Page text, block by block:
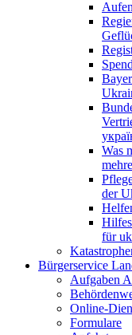
Was
der
für
Bürgerservice
Aufgaben
Online-
Formulare